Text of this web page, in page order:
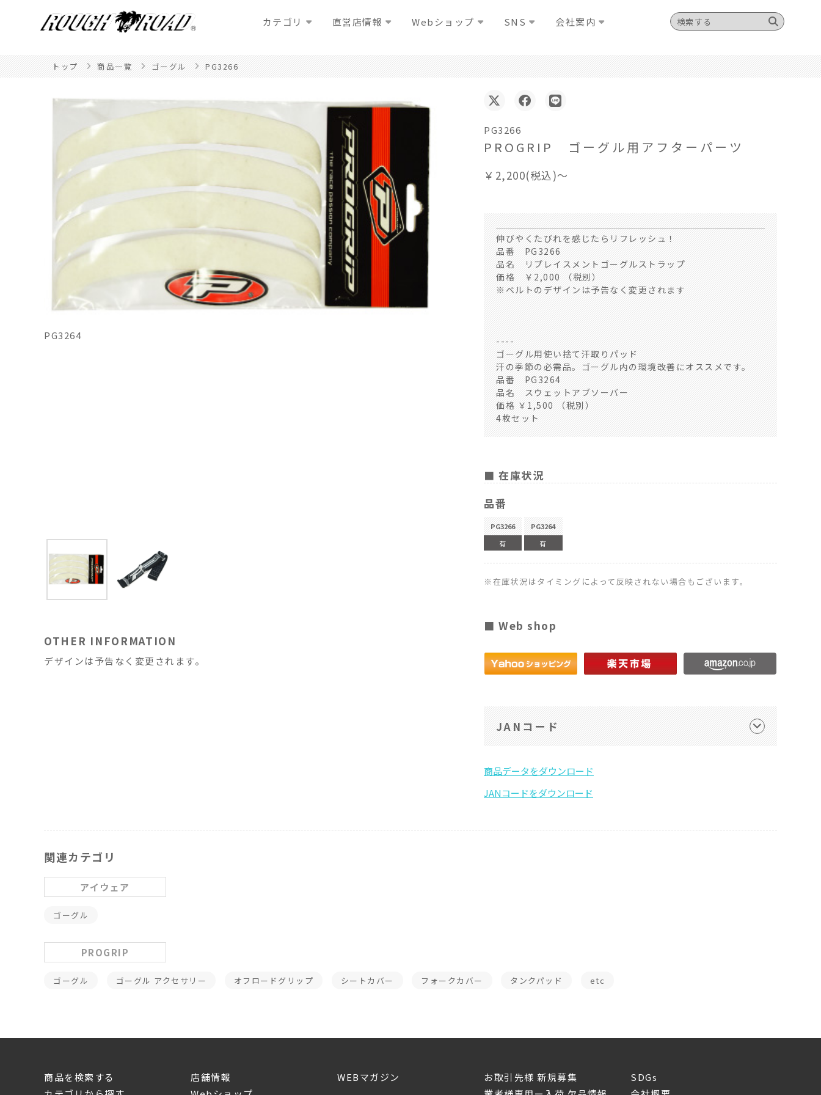
カテゴリ 直営店情報 Webショップ SNS 会社案内
トップ 商品一覧 ゴーグル PG3266
PG3264
PG3266
PROGRIP ゴーグル用アフターパーツ
￥2,200(税込)～
伸びやくたびれを感じたらリフレッシュ！
品番 PG3266
品名 リプレイスメントゴーグルストラップ
価格 ￥2,000 （税別）
※ベルトのデザインは予告なく変更されます
----
ゴーグル用使い捨て汗取りパッド
汗の季節の必需品。ゴーグル内の環境改善にオススメです。
品番 PG3264
品名 スウェットアブソーバー
価格 ￥1,500 （税別）
4枚セット
■ 在庫状況
品番
PG3266
有
PG3264
有
※在庫状況はタイミングによって反映されない場合もございます。
■ Web shop
JANコード
OTHER INFORMATION
デザインは予告なく変更されます。
関連カテゴリ
アイウェア
ゴーグル
PROGRIP
ゴーグル ゴーグル アクセサリー オフロードグリップ シートカバー フォークカバー タンクパッド etc
商品を検索する
店舗情報
WEBマガジン
お取引先様 新規募集
SDGs